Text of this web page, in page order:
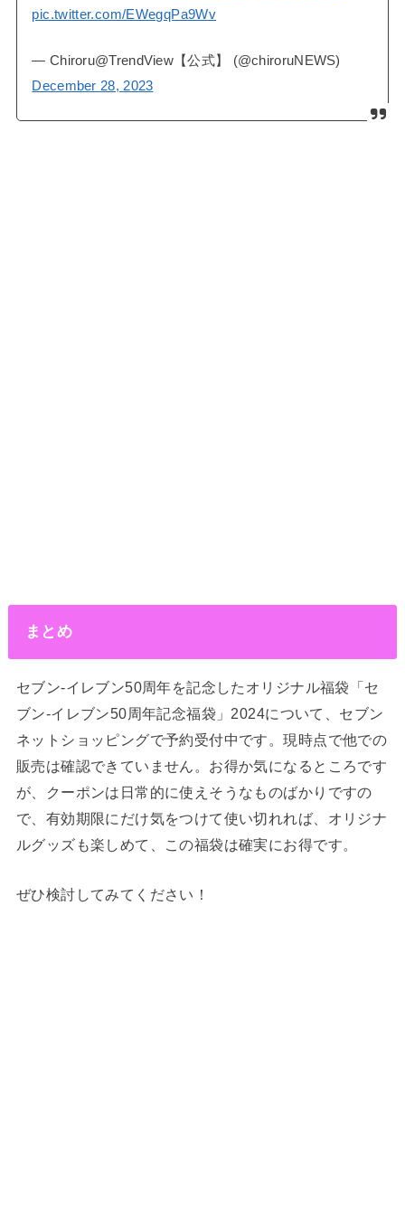
pic.twitter.com/EWegqPa9Wv
— Chiroru@TrendView【公式】 (@chiroruNEWS)
December 28, 2023
まとめ
セブン‐イレブン50周年を記念したオリジナル福袋「セ
ブン‐イレブン50周年記念福袋」2024について、セブン
ネットショッピングで予約受付中です。現時点で他での
販売は確認できていません。お得か気になるところです
が、クーポンは日常的に使えそうなものばかりですの
で、有効期限にだけ気をつけて使い切れれば、オリジナ
ルグッズも楽しめて、この福袋は確実にお得です。
ぜひ検討してみてください！